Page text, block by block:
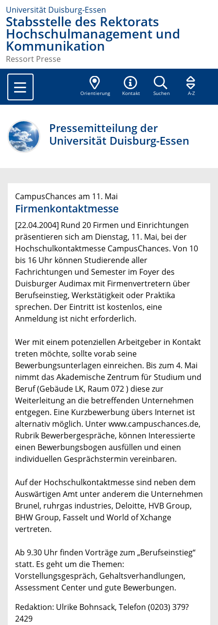
Universität Duisburg-Essen
Stabsstelle des Rektorats
Hochschulmanagement und
Kommunikation
Ressort Presse
Orientierung Kontakt Suchen A-Z
Pressemitteilung der
Universität Duisburg-Essen
CampusChances am 11. Mai
Firmenkontaktmesse
[22.04.2004] Rund 20 Firmen und Einrichtungen
präsentieren sich am Dienstag, 11. Mai, bei der
Hochschulkontaktmesse CampusChances. Von 10
bis 16 Uhr können Studierende aller
Fachrichtungen und Semester im Foyer des
Duisburger Audimax mit Firmenvertretern über
Berufseinstieg, Werkstätigkeit oder Praktika
sprechen. Der Eintritt ist kostenlos, eine
Anmeldung ist nicht erforderlich.
Wer mit einem potenziellen Arbeitgeber in Kontakt
treten möchte, sollte vorab seine
Bewerbungsunterlagen einreichen. Bis zum 4. Mai
nimmt das Akademische Zentrum für Studium und
Beruf (Gebäude LK, Raum 072 ) diese zur
Weiterleitung an die betreffenden Unternehmen
entgegen. Eine Kurzbewerbung übers Internet ist
alternativ möglich. Unter www.campuschances.de,
Rubrik Bewerbergespräche, können Interessierte
einen Bewerbungsbogen ausfüllen und einen
individuellen Gesprächstermin vereinbaren.
Auf der Hochschulkontaktmesse sind neben dem
Auswärtigen Amt unter anderem die Unternehmen
Brunel, ruhrgas industries, Deloitte, HVB Group,
BHW Group, Fasselt und World of Xchange
vertreten.
Ab 9.30 Uhr finden Vorträge zum „Berufseinstieg“
statt. Es geht um die Themen:
Vorstellungsgespräch, Gehaltsverhandlungen,
Assessment Center und gute Bewerbungen.
Redaktion: Ulrike Bohnsack, Telefon (0203) 379?
2429